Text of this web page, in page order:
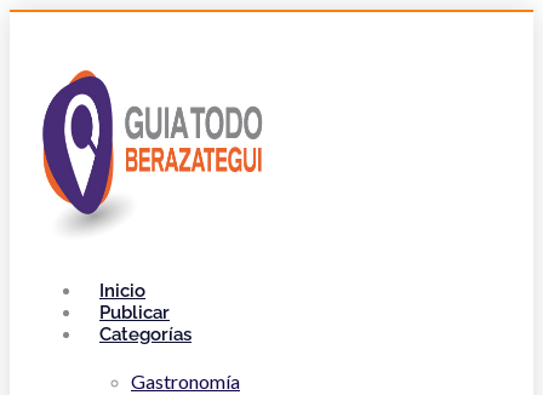
Inicio
Publicar
Categorías
Gastronomía